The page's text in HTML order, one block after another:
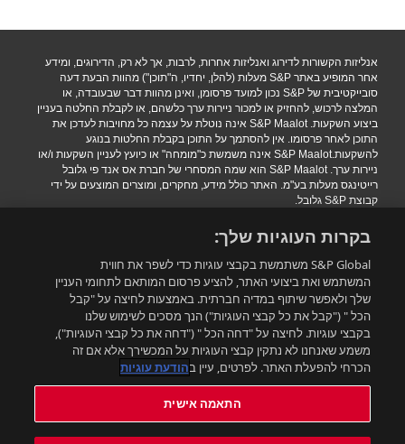
עדכון תנאי השימוש:
אנליזות הקשורות לדירוג ואנליזות אחרות, לרבות, אך לא רק, הדירוגים, ומידע
אחר המופיע באתר S&P מעלות (להלן, יחדיו, ה"תוכן") מהוות הבעת דעה
סובייקטיבית של S&P נכון למועד פרסומן, ואינן מהוות דבר שבעובדה, או
המלצה לרכוש, להחזיק או למכור ניירות ערך כלשהם, או לקבלת החלטה בעניין
ביצוע השקעות. S&P Maalot אינה נוטלת על עצמה כל מחויבות לעדכן את
התוכן לאחר פרסומו. אין להסתמך על התוכן בקבלת החלטות בנוגע
להשקעות.S&P Maalot אינה משמשת כ"מומחה" או כיועץ לעניין השקעות ו/או
ניירות ערך. S&P Maalot הוא שמה המסחרי של חברת אס אנד פי גלובל
רייטינגס מעלות בע"מ. האתר כולל מידע, מחקרים, ומוצרים המוצעים על ידי
קבוצת S&P גלובל.
.Copyright 2016 S&P Maalot a subsidiary of S&P Global. All rights
reserved
רוצים להישאר מעודכנים?
התאמה אישית
בקרות העוגיות שלך:
S&P Global משתמשת בקבצי עוגיות כדי לשפר את חווית
המשתמש ואת ביצועי האתר, להציע פרסום המותאם לתחומי העניין
שלך ולאפשר שיתוף במדיה חברתית. באמצעות לחיצה על "קבל
הכל " ("קבל את כל קבצי העוגיות") הנך מסכים לשימוש שלנו
בקבצי עוגיות. לחיצה על "דחה הכל " ("דחה את כל קבצי העוגיות"),
משמע שאנחנו לא נתקין קבצי העוגיות על המכשירך אלא אם זה
הכרחי להפעלת האתר. לפרטים, עיין בהודעת עוגיות
התאמה אישית